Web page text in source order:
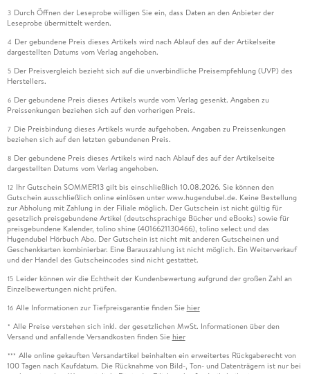
3 Durch Öffnen der Leseprobe willigen Sie ein, dass Daten an den Anbieter der
Leseprobe übermittelt werden.
4 Der gebundene Preis dieses Artikels wird nach Ablauf des auf der Artikelseite
dargestellten Datums vom Verlag angehoben.
5 Der Preisvergleich bezieht sich auf die unverbindliche Preisempfehlung (UVP) des
Herstellers.
6 Der gebundene Preis dieses Artikels wurde vom Verlag gesenkt. Angaben zu
Preissenkungen beziehen sich auf den vorherigen Preis.
7 Die Preisbindung dieses Artikels wurde aufgehoben. Angaben zu Preissenkungen
beziehen sich auf den letzten gebundenen Preis.
8 Der gebundene Preis dieses Artikels wird nach Ablauf des auf der Artikelseite
dargestellten Datums vom Verlag angehoben.
12 Ihr Gutschein SOMMER13 gilt bis einschließlich 10.08.2026. Sie können den
Gutschein ausschließlich online einlösen unter www.hugendubel.de. Keine Bestellung
zur Abholung mit Zahlung in der Filiale möglich. Der Gutschein ist nicht gültig für
gesetzlich preisgebundene Artikel (deutschsprachige Bücher und eBooks) sowie für
preisgebundene Kalender, tolino shine (4016621130466), tolino select und das
Hugendubel Hörbuch Abo. Der Gutschein ist nicht mit anderen Gutscheinen und
Geschenkkarten kombinierbar. Eine Barauszahlung ist nicht möglich. Ein Weiterverkauf
und der Handel des Gutscheincodes sind nicht gestattet.
15 Leider können wir die Echtheit der Kundenbewertung aufgrund der großen Zahl an
Einzelbewertungen nicht prüfen.
16 Alle Informationen zur Tiefpreisgarantie finden Sie hier
* Alle Preise verstehen sich inkl. der gesetzlichen MwSt. Informationen über den
Versand und anfallende Versandkosten finden Sie hier
*** Alle online gekauften Versandartikel beinhalten ein erweitertes Rückgaberecht von
100 Tagen nach Kaufdatum. Die Rücknahme von Bild-, Ton- und Datenträgern ist nur bei